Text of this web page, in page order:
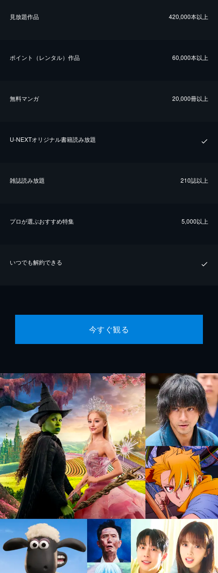
⾒放題作品 420,000本以上
ポイント（レンタル）作品 60,000本以上
無料マンガ 20,000冊以上
U-NEXTオリジナル書籍読み放題
雑誌読み放題 210誌以上
プロが選ぶおすすめ特集 5,000以上
いつでも解約できる
今すぐ観る